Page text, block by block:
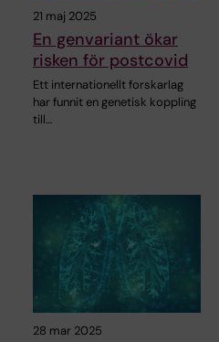
21 maj 2025
En genvariant ökar
risken för postcovid
Ett internationellt forskarlag
har funnit en genetisk koppling
till…
28 mar 2025